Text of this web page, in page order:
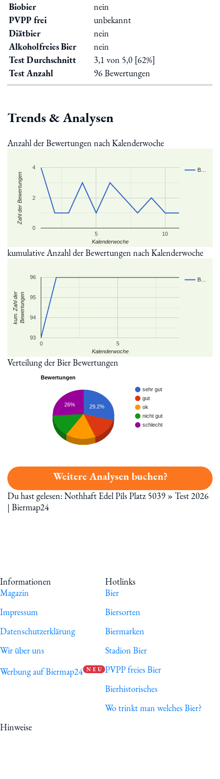
Biobier
nein
PVPP frei
unbekannt
Diätbier
nein
Alkoholfreies Bier
nein
Test Durchschnitt
3,1 von 5,0 [62%]
Test Anzahl
96 Bewertungen
Trends & Analysen
Anzahl der Bewertungen nach Kalenderwoche
B…
5 10
0
2
4
Kalenderwoche
Zahl der Bewertungen
kumulative Anzahl der Bewertungen nach Kalenderwoche
B…
0 5
93
94
95
96
Kalenderwoche
kum. Zahl derBewertungen
Verteilung der Bier Bewertungen
Bewertungen
sehr gut
gut
ok
nicht gut
schlecht
29.2%
26%
Weitere Analysen buchen?
Du hast gelesen: Nothhaft Edel Pils Platz 5039 » Test 2026
| Biermap24
Informationen
Magazin
Impressum
Datenschutzerklärung
Wir über uns
Werbung auf Biermap24 N E U
Hotlinks
Bier
Biersorten
Biermarken
Stadion Bier
PVPP freies Bier
Bierhistorisches
Wo trinkt man welches Bier?
Hinweise